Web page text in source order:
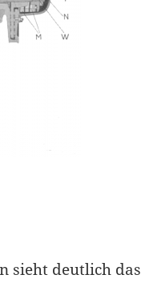
sieht deutlich das